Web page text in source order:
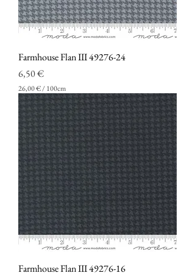
0
C
e
n
i
m
e
r
i
Farmhouse Flan III 49276-24
Prezzo
6,50 €
26,00 €/100cm
2
6
,
0
0
€
p
e
r
1
0
0
C
e
n
iFarmhouse Flan III 49276-16